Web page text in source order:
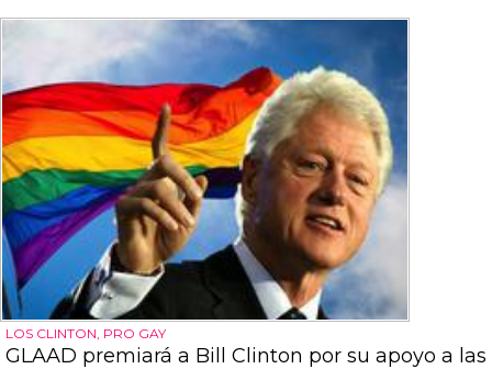
LOS CLINTON, PRO GAY
GLAAD premiará a Bill Clinton por su apoyo a las